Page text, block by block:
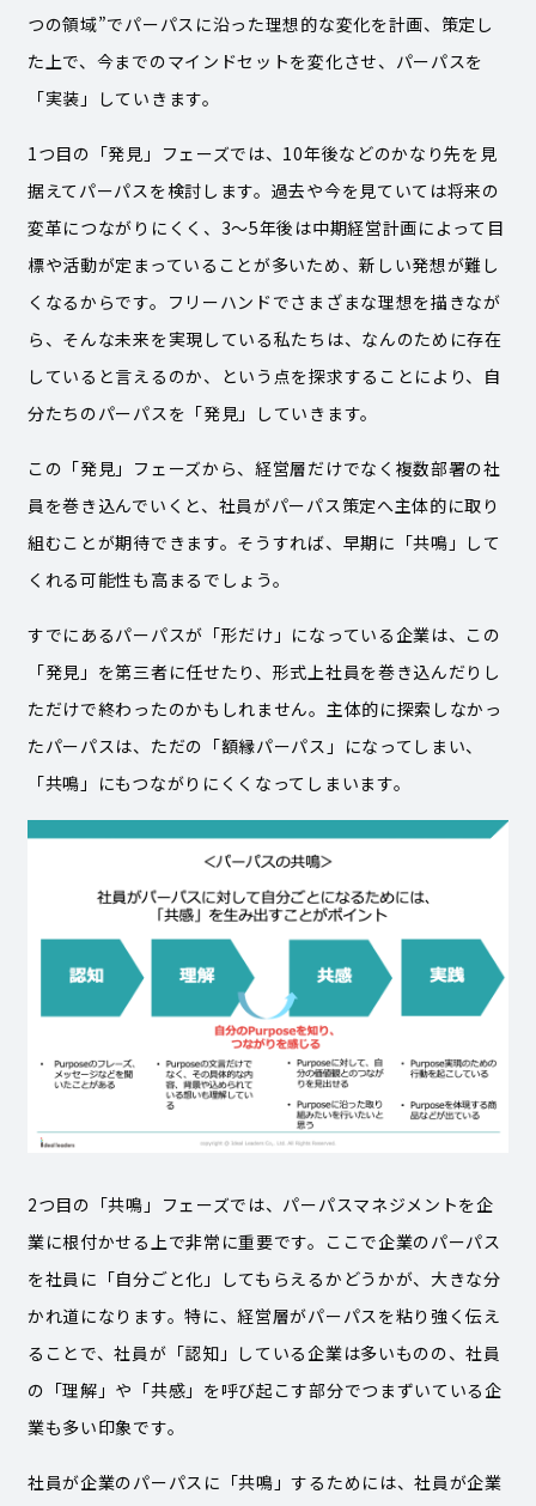
つの領域”でパーパスに沿った理想的な変化を計画、策定し
た上で、今までのマインドセットを変化させ、パーパスを
「実装」していきます。
1つ目の「発見」フェーズでは、10年後などのかなり先を見
据えてパーパスを検討します。過去や今を見ていては将来の
変革につながりにくく、3〜5年後は中期経営計画によって目
標や活動が定まっていることが多いため、新しい発想が難し
くなるからです。フリーハンドでさまざまな理想を描きなが
ら、そんな未来を実現している私たちは、なんのために存在
していると言えるのか、という点を探求することにより、自
分たちのパーパスを「発見」していきます。
この「発見」フェーズから、経営層だけでなく複数部署の社
員を巻き込んでいくと、社員がパーパス策定へ主体的に取り
組むことが期待できます。そうすれば、早期に「共鳴」して
くれる可能性も高まるでしょう。
すでにあるパーパスが「形だけ」になっている企業は、この
「発見」を第三者に任せたり、形式上社員を巻き込んだりし
ただけで終わったのかもしれません。主体的に探索しなかっ
たパーパスは、ただの「額縁パーパス」になってしまい、
「共鳴」にもつながりにくくなってしまいます。
2つ目の「共鳴」フェーズでは、パーパスマネジメントを企
業に根付かせる上で非常に重要です。ここで企業のパーパス
を社員に「自分ごと化」してもらえるかどうかが、大きな分
かれ道になります。特に、経営層がパーパスを粘り強く伝え
ることで、社員が「認知」している企業は多いものの、社員
の「理解」や「共感」を呼び起こす部分でつまずいている企
業も多い印象です。
社員が企業のパーパスに「共鳴」するためには、社員が企業